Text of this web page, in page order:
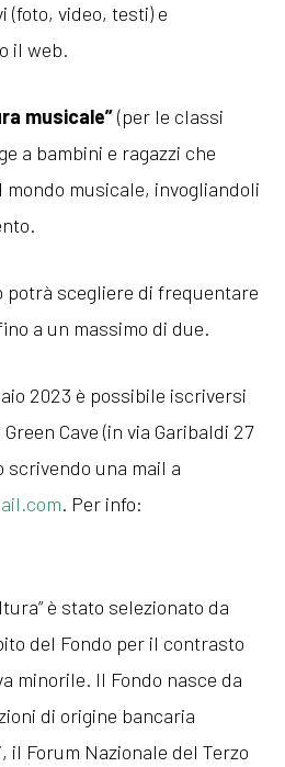
(foto, video, testi) e
il web.
musicale”(per le classi
a bambini e ragazzi che
musicale, invogliandoli
potrà scegliere di frequentare
a un massimo di due.
2023 è possibile iscriversi
Cave (in via Garibaldi 27
scrivendo una mail a
. Per info:
è stato selezionato da
del Fondo per il contrasto
minorile. Il Fondo nasce da
di origine bancaria
il Forum Nazionale del Terzo